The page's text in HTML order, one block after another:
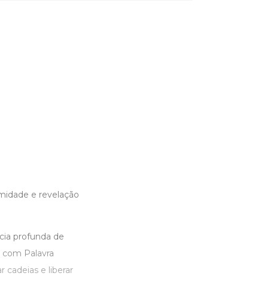
e revelação
profunda de
Palavra
cadeias e liberar